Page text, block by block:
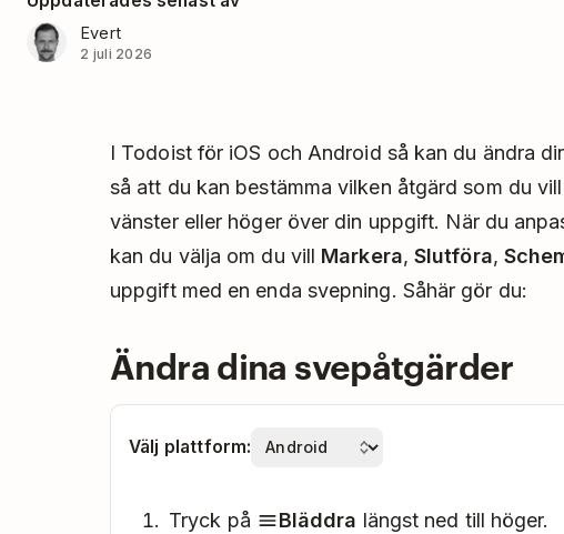
Evert
2 juli 2026
I Todoist för iOS och Android så kan du ändra
så att du kan bestämma vilken åtgärd som du
vänster eller höger över din uppgift. När du
kan du välja om du vill Markera, Slutföra,
uppgift med en enda svepning. Såhär gör du:
Ändra dina svepåtgärder
Välj plattform:
Tryck på Bläddra längst ned till höger.